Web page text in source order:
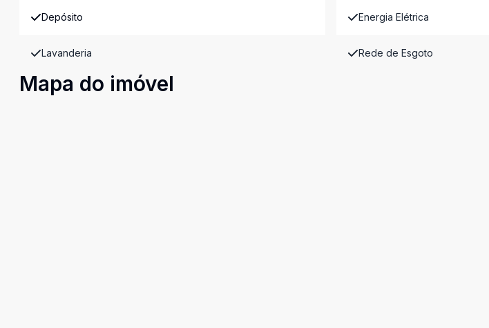
Depósito Energia Elétrica
Lavanderia Rede de Esgoto
Mapa do imóvel